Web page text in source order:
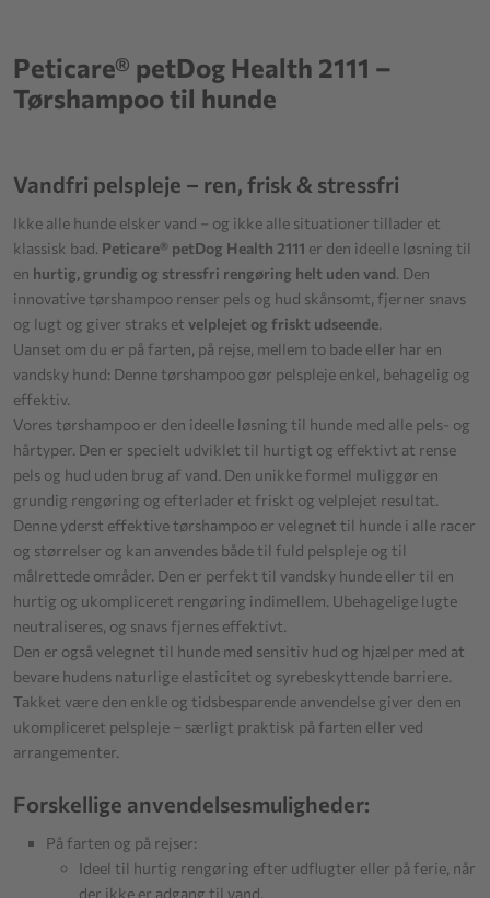
Peticare® petDog Health 2111 –
Tørshampoo til hunde
Vandfri pelspleje – ren, frisk & stressfri
Ikke alle hunde elsker vand – og ikke alle situationer tillader et
klassisk bad. Peticare® petDog Health 2111 er den ideelle løsning til
en hurtig, grundig og stressfri rengøring helt uden vand. Den
innovative tørshampoo renser pels og hud skånsomt, fjerner snavs
og lugt og giver straks et velplejet og friskt udseende.
Uanset om du er på farten, på rejse, mellem to bade eller har en
vandsky hund: Denne tørshampoo gør pelspleje enkel, behagelig og
effektiv.
Vores tørshampoo er den ideelle løsning til hunde med alle pels- og
hårtyper. Den er specielt udviklet til hurtigt og effektivt at rense
pels og hud uden brug af vand. Den unikke formel muliggør en
grundig rengøring og efterlader et friskt og velplejet resultat.
Denne yderst effektive tørshampoo er velegnet til hunde i alle racer
og størrelser og kan anvendes både til fuld pelspleje og til
målrettede områder. Den er perfekt til vandsky hunde eller til en
hurtig og ukompliceret rengøring indimellem. Ubehagelige lugte
neutraliseres, og snavs fjernes effektivt.
Den er også velegnet til hunde med sensitiv hud og hjælper med at
bevare hudens naturlige elasticitet og syrebeskyttende barriere.
Takket være den enkle og tidsbesparende anvendelse giver den en
ukompliceret pelspleje – særligt praktisk på farten eller ved
arrangementer.
Forskellige anvendelsesmuligheder:
På farten og på rejser:
Ideel til hurtig rengøring efter udflugter eller på ferie, når
der ikke er adgang til vand.